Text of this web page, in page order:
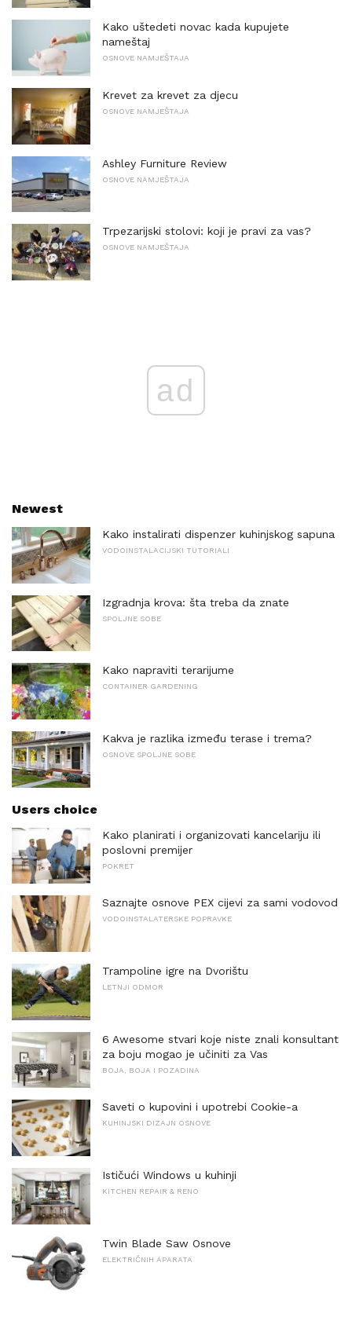
Kako uštedeti novac kada kupujete
nameštaj
OSNOVE NAMJEŠTAJA
Krevet za krevet za djecu
OSNOVE NAMJEŠTAJA
Ashley Furniture Review
OSNOVE NAMJEŠTAJA
Trpezarijski stolovi: koji je pravi za vas?
OSNOVE NAMJEŠTAJA
ad
Newest
Kako instalirati dispenzer kuhinjskog sapuna
VODOINSTALACIJSKI TUTORIALI
Izgradnja krova: šta treba da znate
SPOLJNE SOBE
Kako napraviti terarijume
CONTAINER GARDENING
Kakva je razlika između terase i trema?
OSNOVE SPOLJNE SOBE
Users choice
Kako planirati i organizovati kancelariju ili
poslovni premijer
POKRET
Saznajte osnove PEX cijevi za sami vodovod
VODOINSTALATERSKE POPRAVKE
Trampoline igre na Dvorištu
LETNJI ODMOR
6 Awesome stvari koje niste znali konsultant
za boju mogao je učiniti za Vas
BOJA, BOJA I POZADINA
Saveti o kupovini i upotrebi Cookie-a
KUHINJSKI DIZAJN OSNOVE
Ističući Windows u kuhinji
KITCHEN REPAIR & RENO
Twin Blade Saw Osnove
ELEKTRIČNIH APARATA